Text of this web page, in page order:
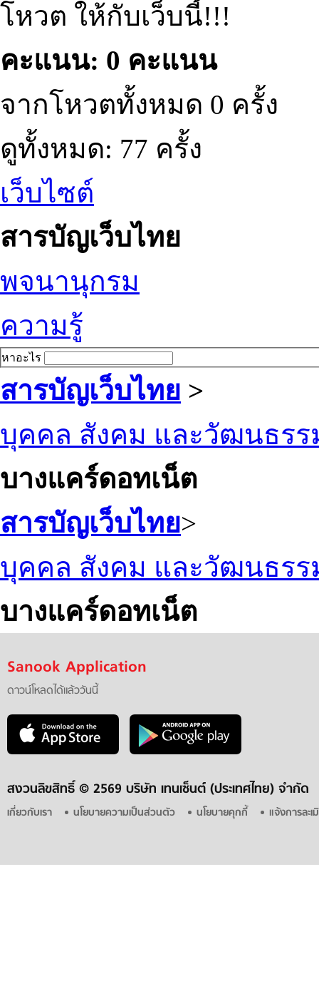
โหวต ให้กับเว็บนี้!!!
คะแนน: 0 คะแนน
จากโหวตทั้งหมด 0 ครั้ง
ดูทั้งหมด: 77 ครั้ง
เว็บไซต์
สารบัญเว็บไทย
พจนานุกรม
ความรู้
หาอะไร
สารบัญเว็บไทย >
บุคคล สังคม และวัฒนธรร
บางแคร์ดอทเน็ต
สารบัญเว็บไทย>
บุคคล สังคม และวัฒนธรร
บางแคร์ดอทเน็ต
Sanook Application
ดาวน์โหลดได้แล้ววันนี้
สงวนลิขสิทธิ์ © 2569 บริษัท เทนเซ็นต์ (ประเทศไทย) จำกัด
เกี่ยวกับเรา นโยบายความเป็นส่วนตัว นโยบายคุกกี้ แจ้งการละ